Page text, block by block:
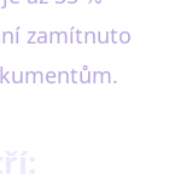
zamítnuto